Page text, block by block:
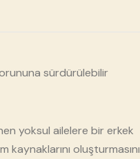
sürdürülebilir
yoksul ailelere bir erkek
kaynaklarını oluşturmasını